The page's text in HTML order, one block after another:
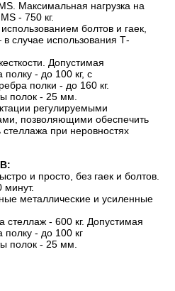
Максимальная нагрузка на
- 750 кг.
болтов и гаек,
случае использования Т-
Допустимая
полку - до 100 кг, с
полки - до 160 кг.
полок - 25 мм.
регулируемыми
позволяющими обеспечить
при неровностях
и просто, без гаек и болтов.
минут.
металлические и усиленные
- 600 кг. Допустимая
полку - до 100 кг
полок - 25 мм.